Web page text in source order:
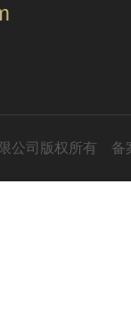
公司版权所有 备